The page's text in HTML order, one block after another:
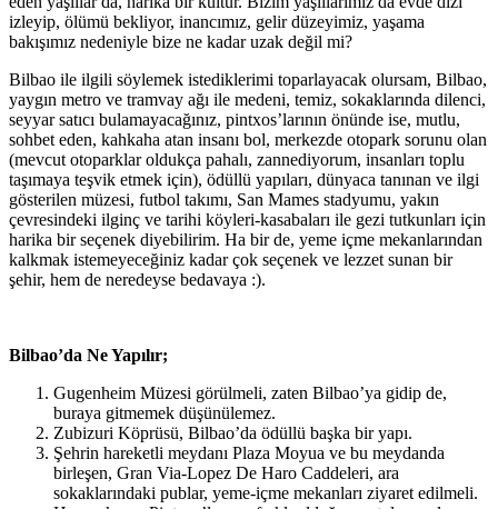
izleyip, ölümü bekliyor, inancımız, gelir düzeyimiz, yaşama
bakışımız nedeniyle bize ne kadar uzak değil mi?
Bilbao ile ilgili söylemek istediklerimi toparlayacak olursam, Bilbao,
yaygın metro ve tramvay ağı ile medeni, temiz, sokaklarında dilenci,
seyyar satıcı bulamayacağınız, pintxos’larının önünde ise, mutlu,
sohbet eden, kahkaha atan insanı bol, merkezde otopark sorunu olan
(mevcut otoparklar oldukça pahalı, zannediyorum, insanları toplu
taşımaya teşvik etmek için), ödüllü yapıları, dünyaca tanınan ve ilgi
gösterilen müzesi, futbol takımı, San Mames stadyumu, yakın
çevresindeki ilginç ve tarihi köyleri-kasabaları ile gezi tutkunları için
harika bir seçenek diyebilirim. Ha bir de, yeme içme mekanlarından
kalkmak istemeyeceğiniz kadar çok seçenek ve lezzet sunan bir
şehir, hem de neredeyse bedavaya :).
Bilbao’da Ne Yapılır;
Gugenheim Müzesi görülmeli, zaten Bilbao’ya gidip de,
buraya gitmemek düşünülemez.
Zubizuri Köprüsü, Bilbao’da ödüllü başka bir yapı.
Şehrin hareketli meydanı Plaza Moyua ve bu meydanda
birleşen, Gran Via-Lopez De Haro Caddeleri, ara
sokaklarındaki publar, yeme-içme mekanları ziyaret edilmeli.